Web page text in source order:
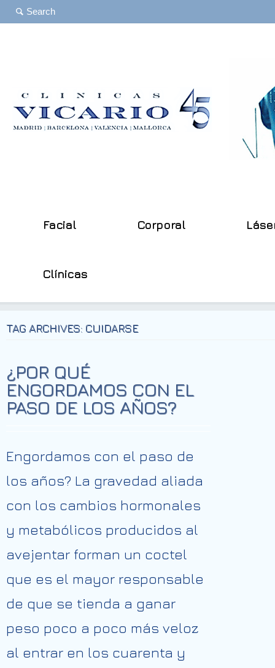
Facial Corporal
Clínicas
TAG ARCHIVES: CUIDARSE
¿POR QUÉ
ENGORDAMOS CON EL
PASO DE LOS AÑOS?
Engordamos con el paso de
los años? La gravedad aliada
con los cambios hormonales
y metabólicos producidos al
avejentar forman un coctel
que es el mayor responsable
de que se tienda a ganar
peso poco a poco más veloz
al entrar en los cuarenta y